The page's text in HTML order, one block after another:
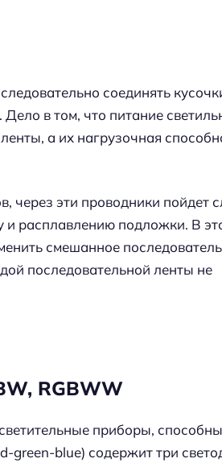
соединять
в том, что питание
а их нагрузочная
через эти проводники пойдет
и расплавлению подложки. В
смешанное
последовательной ленты не
RGBWW
приборы,
green-blue) содержит три